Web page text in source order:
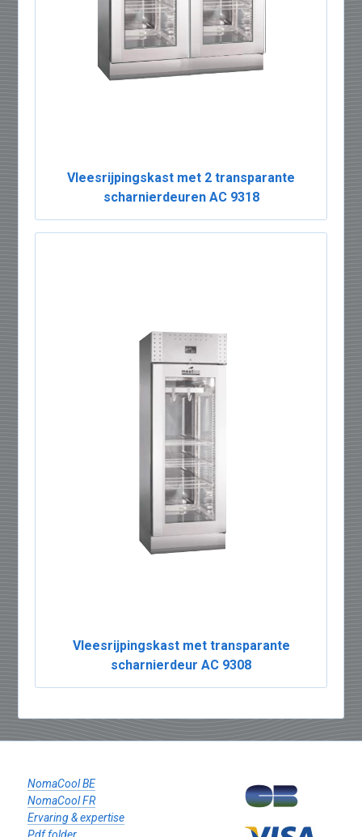
Vleesrijpingskast met 2 transparante
scharnierdeuren AC 9318
Vleesrijpingskast met transparante
scharnierdeur AC 9308
NomaCool BE
NomaCool FR
Ervaring & expertise
Pdf folder